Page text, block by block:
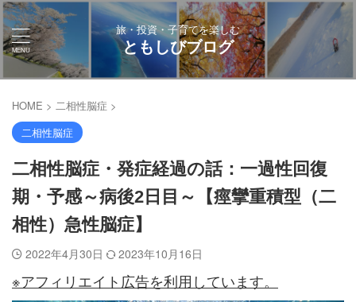
旅・投資・子育てを楽しむ
ともしびブログ
HOME > 二相性脳症 >
二相性脳症
二相性脳症・発症経過の話：一過性回復
期・予感～病後2日目～【痙攣重積型（二
相性）急性脳症】
2022年4月30日 2023年10月16日
※アフィリエイト広告を利用しています。